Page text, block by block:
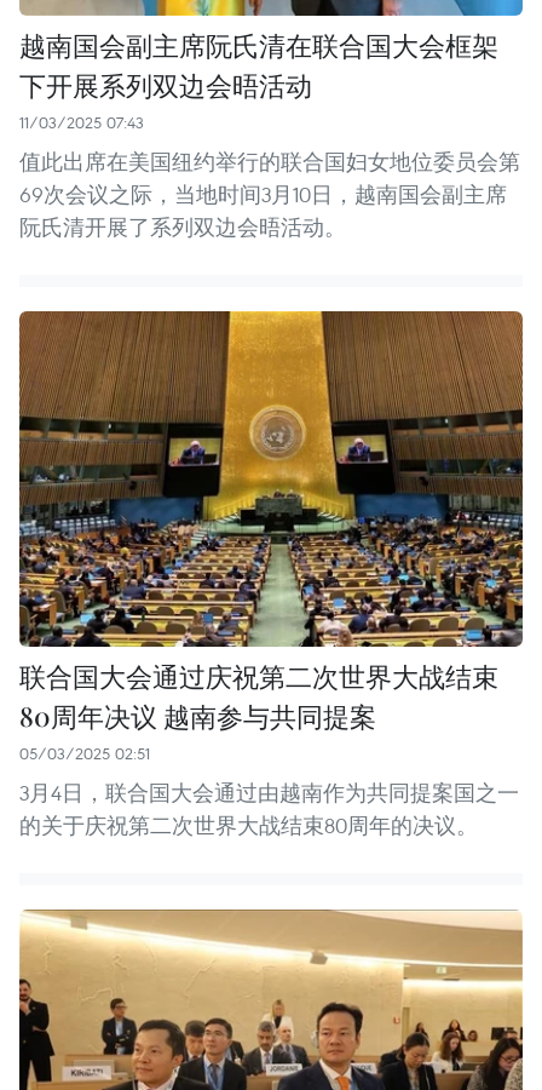
越南国会副主席阮氏清在联合国大会框架
下开展系列双边会晤活动
11/03/2025 07:43
值此出席在美国纽约举行的联合国妇女地位委员会第
69次会议之际，当地时间3月10日，越南国会副主席
阮氏清开展了系列双边会晤活动。
联合国大会通过庆祝第二次世界大战结束
80周年决议 越南参与共同提案
05/03/2025 02:51
3月4日，联合国大会通过由越南作为共同提案国之一
的关于庆祝第二次世界大战结束80周年的决议。